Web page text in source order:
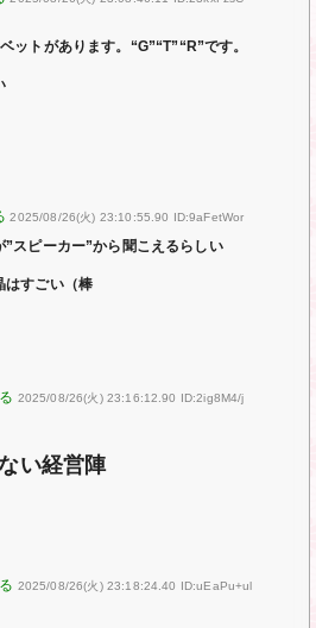
ットがあります。“G”“T”“R”です。
2025/08/26(火) 23:10:55.90 ID:9aFetWor
スピーカー”から聞こえるらしい
はすごい（棒
2025/08/26(火) 23:16:12.90 ID:2ig8M4/j
い経営陣
2025/08/26(火) 23:18:24.40 ID:uEaPu+ul